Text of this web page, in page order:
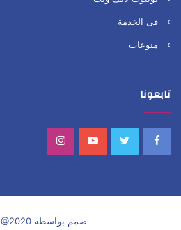
فى الخدمة
منوعات
تابعونا
Facebook
Twitter
YouTube
صمم بواسطه@2020